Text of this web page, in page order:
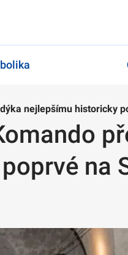
nejlepšímu historicky
na